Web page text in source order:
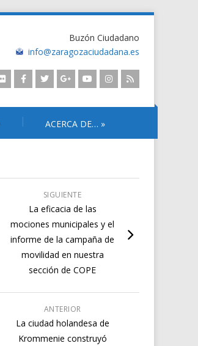
Buzón Ciudadano
info@zaragozaciudadana.es
ACERCA DE… »
SIGUIENTE
La eficacia de las
mociones municipales y el
informe de la campaña de
movilidad en nuestra
sección de COPE
ANTERIOR
La ciudad holandesa de
Krommenie construyó